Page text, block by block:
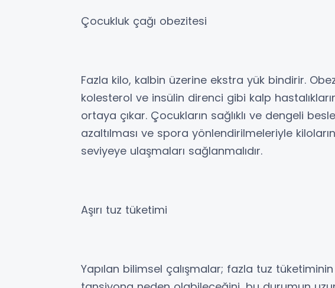
Çocukluk çağı obezitesi
Fazla kilo, kalbin üzerine ekstra yük bindirir.
kolesterol ve insülin direnci gibi kalp
ortaya çıkar. Çocukların sağlıklı ve dengeli
azaltılması ve spora yönlendirilmeleriyle
seviyeye ulaşmaları sağlanmalıdır.
Aşırı tuz tüketimi
Yapılan bilimsel çalışmalar; fazla tuz